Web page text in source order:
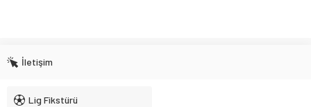
İletişim
Lig Fikstürü